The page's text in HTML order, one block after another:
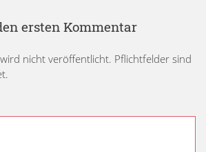
ersten Kommentar
nicht veröffentlicht. Pflichtfelder sind